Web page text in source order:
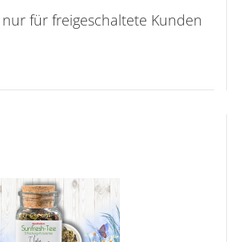
nur für freigeschaltete Kunden